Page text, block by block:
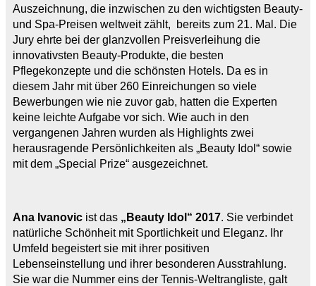
Auszeichnung, die inzwischen zu den wichtigsten Beauty-
und Spa-Preisen weltweit zählt, bereits zum 21. Mal. Die
Jury ehrte bei der glanzvollen Preisverleihung die
innovativsten Beauty-Produkte, die besten
Pflegekonzepte und die schönsten Hotels. Da es in
diesem Jahr mit über 260 Einreichungen so viele
Bewerbungen wie nie zuvor gab, hatten die Experten
keine leichte Aufgabe vor sich. Wie auch in den
vergangenen Jahren wurden als Highlights zwei
herausragende Persönlichkeiten als „Beauty Idol“ sowie
mit dem „Special Prize“ ausgezeichnet.
Ana Ivanovic ist das „Beauty Idol“ 2017. Sie verbindet
natürliche Schönheit mit Sportlichkeit und Eleganz. Ihr
Umfeld begeistert sie mit ihrer positiven
Lebenseinstellung und ihrer besonderen Ausstrahlung.
Sie war die Nummer eins der Tennis-Weltrangliste, galt